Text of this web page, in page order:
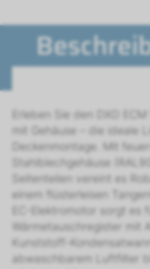
Erleben Sie den DXD
mit Gehäuse – die ideale
Deckenmontage. Mit
Stahlblechgehäuse
Seitenteilen vereint es
einem flüsterleisen
EC-Elektromotor sorgt es
Wärmetauschregister mit
Kunststoff-
abwaschbarem Luftfilter